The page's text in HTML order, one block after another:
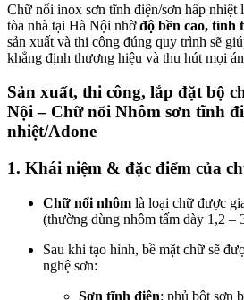
Chữ nổi inox sơn tĩnh điện/sơn hấp nhiệt
tòa nhà tại Hà Nội nhờđộ bền cao, tính
sản xuất và thi công đúng quy trình sẽ
khẳng định thương hiệu và thu hút mọi
Sản xuất, thi công, lắp đặt bộ
Nội – Chữ nổi Nhôm sơn tĩnh
nhiệt/Adone
1. Khái niệm & đặc điểm của
Chữ nổi nhôm là loại chữ được
(thường dùng nhôm tấm dày 1,2 –
Sau khi tạo hình, bề mặt chữ sẽ
nghệ sơn:
Sơn tĩnh điện: phủ bột sơn